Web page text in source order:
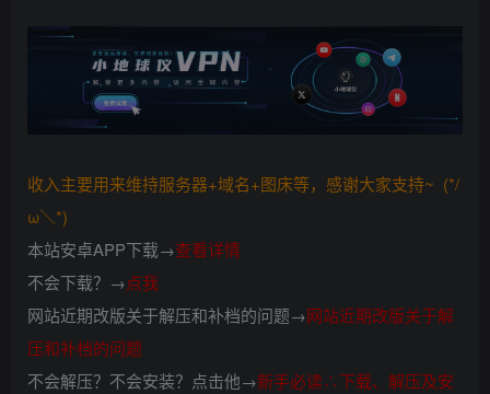
收入主要用来维持服务器+域名+图床等，感谢大家支持~ (*/
ω＼*)
本站安卓APP下载→查看详情
不会下载？→点我
网站近期改版关于解压和补档的问题→网站近期改版关于解
压和补档的问题
不会解压？不会安装？点击他→新手必读∴下载、解压及安